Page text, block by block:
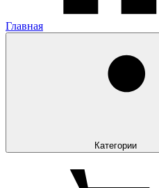
Главная
Категории